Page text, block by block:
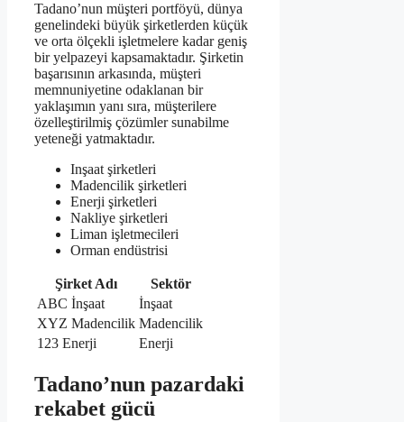
Tadano’nun müşteri portföyü, dünya
genelindeki büyük şirketlerden küçük
ve orta ölçekli işletmelere kadar geniş
bir yelpazeyi kapsamaktadır. Şirketin
başarısının arkasında, müşteri
memnuniyetine odaklanan bir
yaklaşımın yanı sıra, müşterilere
özelleştirilmiş çözümler sunabilme
yeteneği yatmaktadır.
Inşaat şirketleri
Madencilik şirketleri
Enerji şirketleri
Nakliye şirketleri
Liman işletmecileri
Orman endüstrisi
Şirket Adı
Sektör
ABC İnşaat
İnşaat
XYZ Madencilik Madencilik
123 Enerji
Enerji
Tadano’nun pazardaki
rekabet gücü